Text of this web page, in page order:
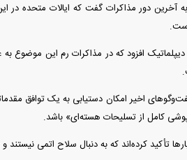
به آخرین دور مذاکرات گفت که ایالات متحده
دیپلماتیک افزود که در مذاکرات رم این
اخیر امکان دستیابی به یک توافق
کامل از تسلیحات هسته‌ای» باشد.
تأکید کرده‌اند که به دنبال سلاح اتمی
میلی‌آمپرساعتی